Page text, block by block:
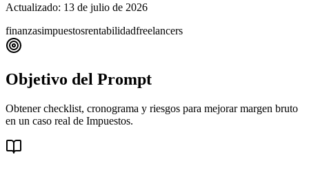
Actualizado: 13 de julio de 2026
finanzasimpuestosrentabilidadfreelancers
Objetivo del Prompt
Obtener checklist, cronograma y riesgos para mejorar margen bruto
en un caso real de Impuestos.